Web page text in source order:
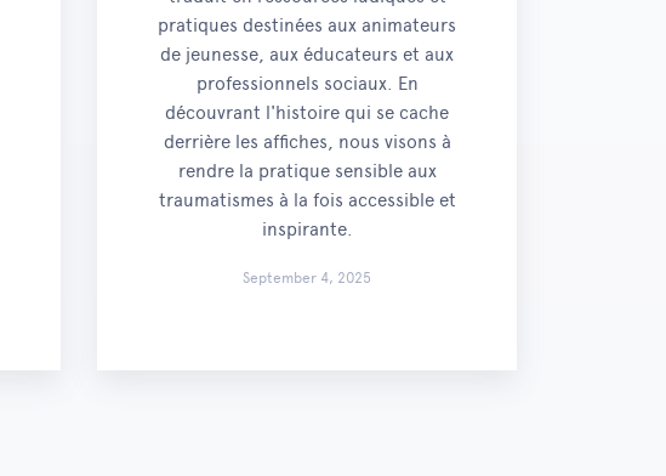
pratiques destinées aux animateurs
de jeunesse, aux éducateurs et aux
professionnels sociaux. En
découvrant l'histoire qui se cache
derrière les affiches, nous visons à
rendre la pratique sensible aux
traumatismes à la fois accessible et
inspirante.
September 4, 2025